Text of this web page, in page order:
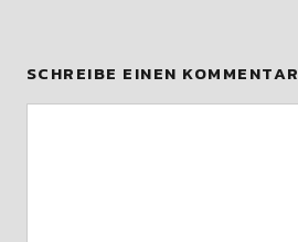
SCHREIBE EINEN KOMMENTAR